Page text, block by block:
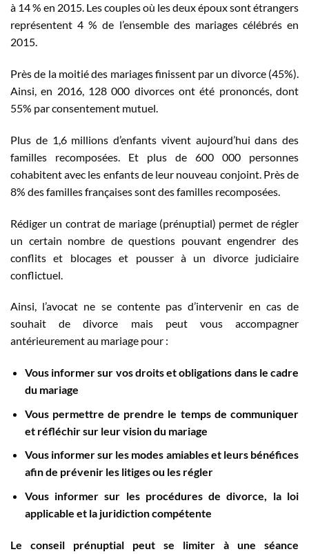
à 14 % en 2015. Les couples où les deux époux sont étrangers
représentent 4 % de l’ensemble des mariages célébrés en
2015.
Près de la moitié des mariages finissent par un divorce (45%).
Ainsi, en 2016, 128 000 divorces ont été prononcés, dont
55% par consentement mutuel.
Plus de 1,6 millions d’enfants vivent aujourd’hui dans des
familles recomposées. Et plus de 600 000 personnes
cohabitent avec les enfants de leur nouveau conjoint. Près de
8% des familles françaises sont des familles recomposées.
Rédiger un contrat de mariage (prénuptial) permet de régler
un certain nombre de questions pouvant engendrer des
conflits et blocages et pousser à un divorce judiciaire
conflictuel.
Ainsi, l’avocat ne se contente pas d’intervenir en cas de
souhait de divorce mais peut vous accompagner
antérieurement au mariage pour :
Vous informer sur vos droits et obligations dans le cadre
du mariage
Vous permettre de prendre le temps de communiquer
et réfléchir sur leur vision du mariage
Vous informer sur les modes amiables et leurs bénéfices
afin de prévenir les litiges ou les régler
Vous informer sur les procédures de divorce, la loi
applicable et la juridiction compétente
Le conseil prénuptial peut se limiter à une séance